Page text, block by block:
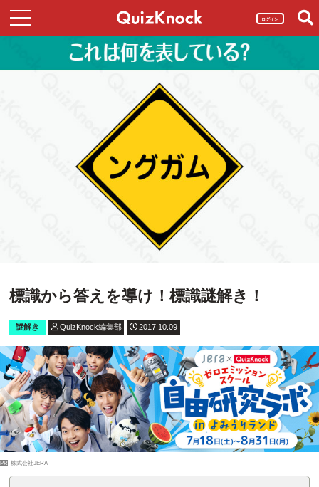
ログイン
標識から答えを導け！標識謎解き！
謎解き QuizKnock編集部 2017.10.09
PR 株式会社JERA